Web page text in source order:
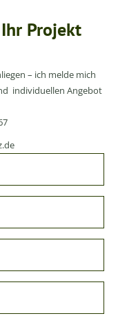
Projekt
– ich melde mich
individuellen Angebot